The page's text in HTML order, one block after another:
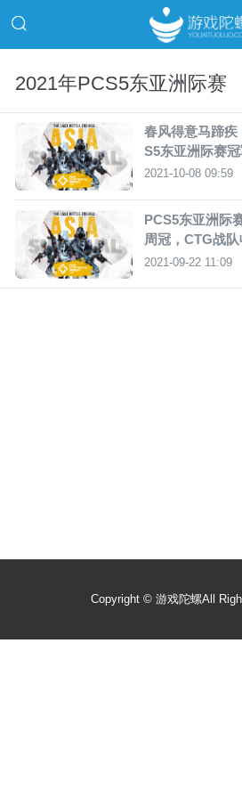
2021年PCS5东亚洲际赛
春风得意马蹄
S5东亚洲际赛冠
2021-10-08 09:59
PCS5东亚洲际
周冠，CTG战
2021-09-22 11:09
Copyright © 游戏陀螺All